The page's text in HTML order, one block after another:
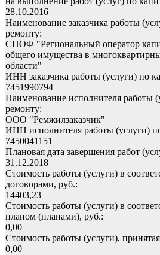
28.10.2016
Наименование заказчика работы
ремонту:
СНОФ "Региональный оператор
общего имущества в
области"
ИНН заказчика работы (услуги) по
7451990794
Наименование исполнителя работы
ремонту:
ООО "Ремжилзаказчик"
ИНН исполнителя работы (услуги)
7450041151
Плановая дата завершения работ
31.12.2018
Стоимость работы (услуги) в
договорами, руб.:
14403,23
Стоимость работы (услуги) в
планом (планами), руб.:
0,00
Стоимость работы (услуги),
0,00